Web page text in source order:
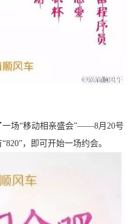
一场“移动相亲盛会”——8月20号
，即可开始一场约会。